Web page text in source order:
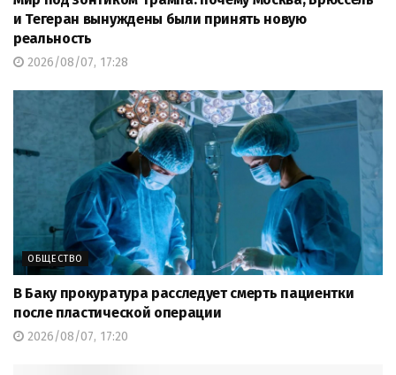
и Тегеран вынуждены были принять новую
реальность
2026/08/07, 17:28
ОБЩЕСТВО
В Баку прокуратура расследует смерть пациентки
после пластической операции
2026/08/07, 17:20